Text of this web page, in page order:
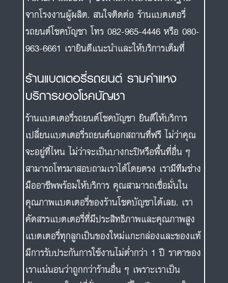
จากโรงงานผู้ผลิต. สนใจติดต่อ ร้านแบตเตอรี่
รถยนต์โชคบัญชา โทร 082-965-4446 หรือ 080-
963-6661 เรายินดีแนะนำและให้บริการเต็มที่
ร้านแบตเตอรี่รถยนต์ รามคำแหง
บริการของโชคบัญชา
ร้านแบตเตอรี่รถยนต์โชคบัญชา ยินดีให้บริการ
เปลี่ยนแบตเตอรี่รถยนต์นอกสถานที่ฟรี ไม่ว่าคุณ
จะอยู่ที่ไหน ไม่ว่าจะเป็นบางกะปิหรือพื้นที่อื่น ๆ
สามารถโทรมาสอบถามเราได้โดยตรง เรามีทีมช่าง
มืออาชีพพร้อมให้บริการ คุณสามารถเชื่อมั่นใน
คุณภาพแบตเตอรี่ของร้านโชคบัญชาได้เลย. เรา
คัดสรรแบตเตอรี่ที่มีประสิทธิภาพและคุณภาพสูง
แบตเตอรี่ทุกลูกเป็นของใหม่แกะกล่องและของแท้
มีการรับประกันการใช้งานไม่ต่ำกว่า 1 ปี ราคาของ
เราแน่นอนว่าถูกกว่าร้านอื่น ๆ เพราะเราเป็น